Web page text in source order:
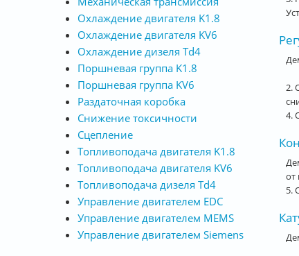
2.
4.
от
5.
Охлаждение двигателя K1.8
Охлаждение двигателя KV6
Охлаждение дизеля Td4
Поршневая группа K1.8
Поршневая группа KV6
Раздаточная коробка
Снижение токсичности
Сцепление
Топливоподача двигателя K1.8
Топливоподача двигателя KV6
Топливоподача дизеля Td4
Управление двигателем EDC
Управление двигателем MEMS
Управление двигателем Siemens